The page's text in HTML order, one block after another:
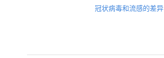
冠状病毒和流感的差异